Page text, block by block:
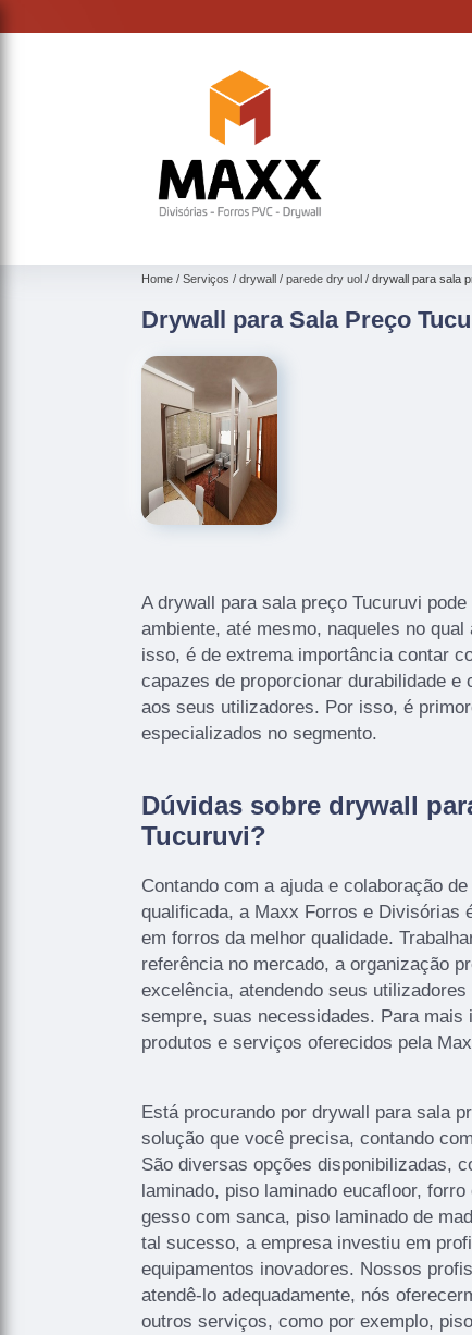
Home Serviços drywall parede dry uol drywall para sala
Drywall para Sala Preço
A drywall para sala preço Tucuruvi
ambiente, até mesmo, naqueles no
isso, é de extrema importância contar
capazes de proporcionar durabilidade e
aos seus utilizadores. Por isso, é
especializados no segmento.
Dúvidas sobre drywall
Tucuruvi?
Contando com a ajuda e colaboração
qualificada, a Maxx Forros e Divisórias
em forros da melhor qualidade.
referência no mercado, a organização
excelência, atendendo seus
sempre, suas necessidades. Para mais
produtos e serviços oferecidos pela
Está procurando por drywall para sala
solução que você precisa, contando
São diversas opções disponibilizadas,
laminado, piso laminado eucafloor,
gesso com sanca, piso laminado de
tal sucesso, a empresa investiu em
equipamentos inovadores. Nossos
atendê-lo adequadamente, nós
outros serviços, como por exemplo,